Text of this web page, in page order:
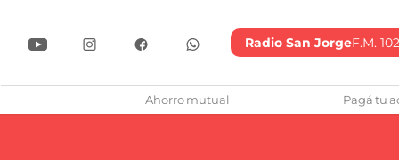
Radio San JorgeF.M.
Ahorro mutual Pagá tu